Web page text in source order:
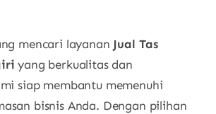
mencari layanan Jual Tas
yang berkualitas dan
siap membantu memenuhi
bisnis Anda. Dengan pilihan